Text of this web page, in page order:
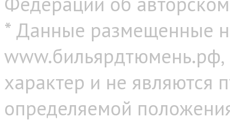
* Данные размещенные
характер и не являются
определяемой